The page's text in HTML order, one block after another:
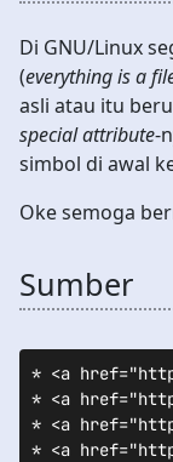
Di GNU/Linux
(everything is a
asli atau itu
special attribute-
simbol di awal
Oke semoga
Sumber
* <a
* <a
* <a